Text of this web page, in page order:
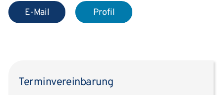
E-Mail Profil
Terminvereinbarung